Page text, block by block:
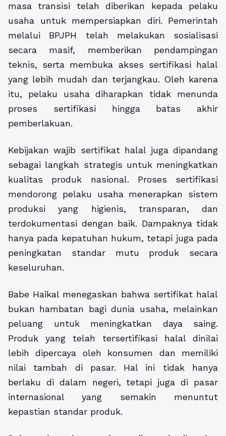
masa transisi telah diberikan kepada pelaku
usaha untuk mempersiapkan diri. Pemerintah
melalui BPJPH telah melakukan sosialisasi
secara masif, memberikan pendampingan
teknis, serta membuka akses sertifikasi halal
yang lebih mudah dan terjangkau. Oleh karena
itu, pelaku usaha diharapkan tidak menunda
proses sertifikasi hingga batas akhir
pemberlakuan.
Kebijakan wajib sertifikat halal juga dipandang
sebagai langkah strategis untuk meningkatkan
kualitas produk nasional. Proses sertifikasi
mendorong pelaku usaha menerapkan sistem
produksi yang higienis, transparan, dan
terdokumentasi dengan baik. Dampaknya tidak
hanya pada kepatuhan hukum, tetapi juga pada
peningkatan standar mutu produk secara
keseluruhan.
Babe Haikal menegaskan bahwa sertifikat halal
bukan hambatan bagi dunia usaha, melainkan
peluang untuk meningkatkan daya saing.
Produk yang telah tersertifikasi halal dinilai
lebih dipercaya oleh konsumen dan memiliki
nilai tambah di pasar. Hal ini tidak hanya
berlaku di dalam negeri, tetapi juga di pasar
internasional yang semakin menuntut
kepastian standar produk.